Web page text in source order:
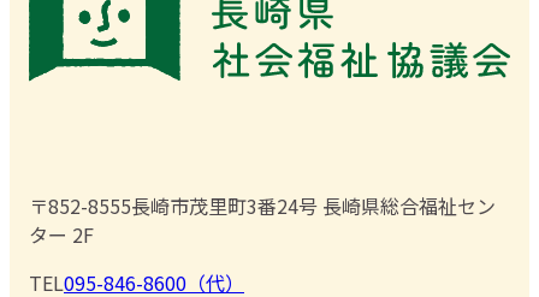
〒852-8555長崎市茂里町3番24号 長崎県総合福祉セン
ター 2F
TEL095-846-8600（代）